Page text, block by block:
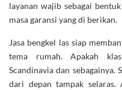
layanan wajib sebagai
masa garansi yang di berikan.
Jasa bengkel las siap
tema rumah. Apakah
Scandinavia dan sebagainya.
dari depan tampak selaras.